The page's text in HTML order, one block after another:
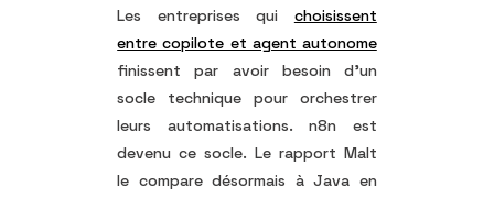
Les entreprises qui choisissent
entre copilote et agent autonome
finissent par avoir besoin d’un
socle technique pour orchestrer
leurs automatisations. n8n est
devenu ce socle. Le rapport Malt
le compare désormais à Java en